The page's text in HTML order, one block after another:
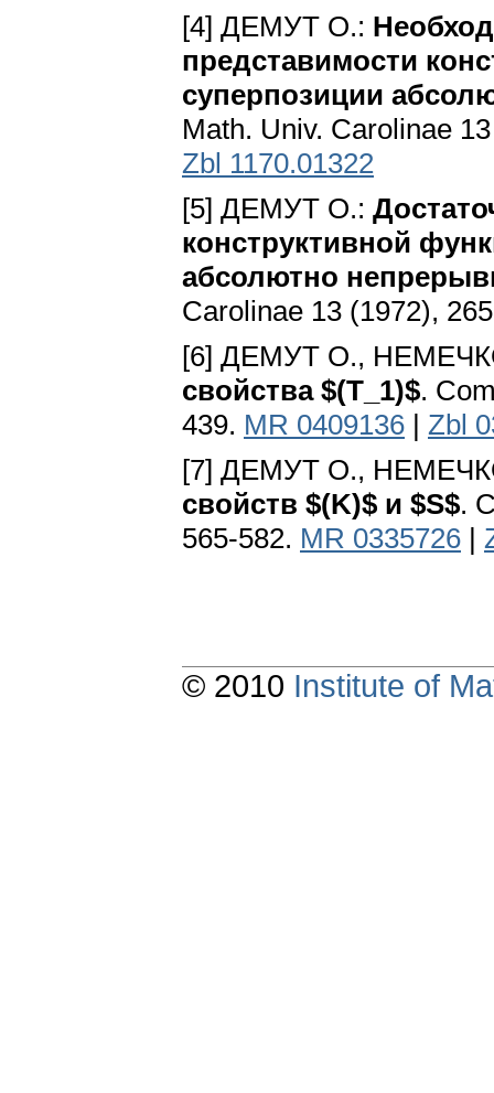
[4] ДЕМУТ О.:
представимости
суперпозиции
Math. Univ. Carolinae
Zbl 1170.01322
[5] ДЕМУТ О.:
конструктивной
абсолютно
Carolinae 13 (1972),
[6] ДЕМУТ О.,
свойства $(T_1)$.
439. MR 0409136 | Zbl
[7] ДЕМУТ O.,
свойств $(K)$ и $S$.
565-582. MR 0335726 |
© 2010 Institute of